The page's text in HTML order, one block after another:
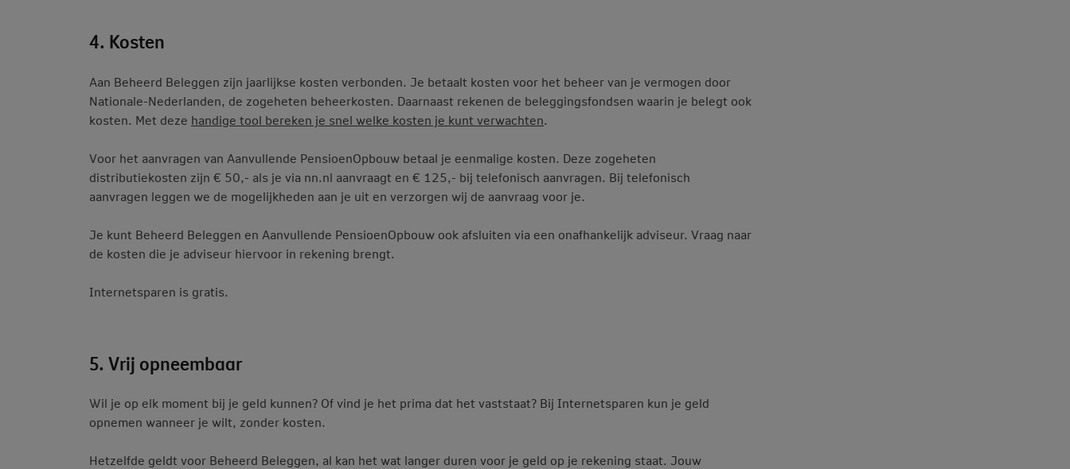
4. Kosten
Aan Beheerd Beleggen zijn jaarlijkse kosten verbonden. Je betaalt kosten voor het beheer van je vermogen door
Nationale-Nederlanden, de zogeheten beheerkosten. Daarnaast rekenen de beleggingsfondsen waarin je belegt ook
kosten. Met deze handige tool bereken je snel welke kosten je kunt verwachten.
Voor het aanvragen van Aanvullende PensioenOpbouw betaal je eenmalige kosten. Deze zogeheten
distributiekosten zijn € 50,- als je via nn.nl aanvraagt en € 125,- bij telefonisch aanvragen. Bij telefonisch
aanvragen leggen we de mogelijkheden aan je uit en verzorgen wij de aanvraag voor je.
Je kunt Beheerd Beleggen en Aanvullende PensioenOpbouw ook afsluiten via een onafhankelijk adviseur. Vraag naar
de kosten die je adviseur hiervoor in rekening brengt.
Internetsparen is gratis.
5. Vrij opneembaar
Wil je op elk moment bij je geld kunnen? Of vind je het prima dat het vaststaat? Bij Internetsparen kun je geld
opnemen wanneer je wilt, zonder kosten.
Hetzelfde geldt voor Beheerd Beleggen, al kan het wat langer duren voor je geld op je rekening staat. Jouw